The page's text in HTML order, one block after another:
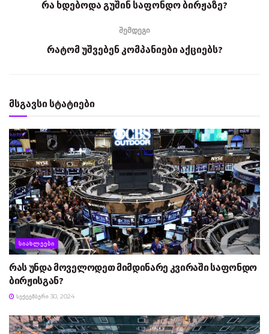
რა ხდებოდა გუშინ საფონდო ბირჟაზე?
შემდეგი
რატომ უშვებენ კომპანიები აქციებს?
მსგავსი სტატიები
ᲡᲘᲐᲮᲚᲔᲔᲑᲘ
რას უნდა მოველოდეთ მიმდინარე კვირაში საფონდო
ბირჟისგან?
ᲡᲔᲥᲢᲔᲛᲑᲔᲠᲘ 30, 2024